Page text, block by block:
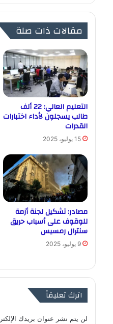
مقالات ذات صلة
التعليم العالي: 22 ألف
طالب يسجلون لأداء اختبارات
القدرات
15 يوليو، 2025
مصادر: تشكيل لجنة أزمة
للوقوف على أسباب حريق
سنترال رمسيس
9 يوليو، 2025
اترك تعليقاً
لن يتم نشر عنوان بريدك